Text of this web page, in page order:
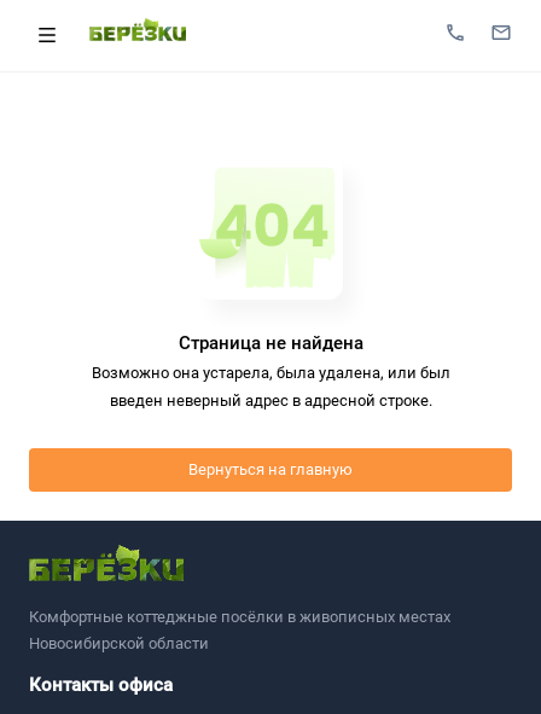
Страница не найдена
Возможно она устарела, была удалена, или был
введен неверный адрес в адресной строке.
Вернуться на главную
Комфортные коттеджные посёлки в живописных местах
Новосибирской области
Контакты офиса